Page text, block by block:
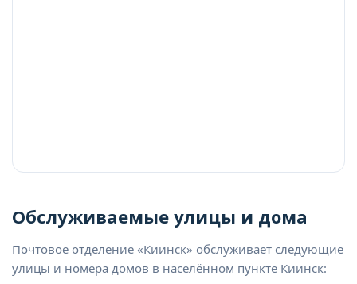
Обслуживаемые улицы и дома
Почтовое отделение «Киинск» обслуживает следующие
улицы и номера домов в населённом пункте Киинск: